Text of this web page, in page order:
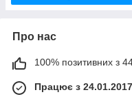
Про нас
100% позитивних з
Працює з 24.01.2017